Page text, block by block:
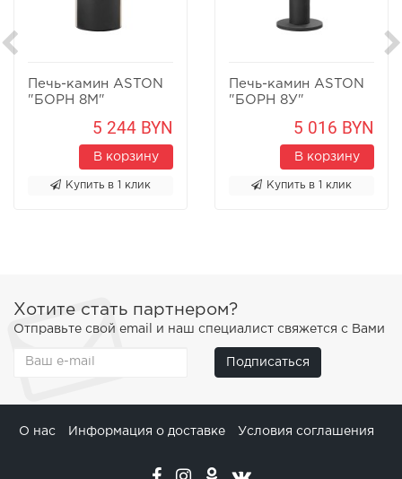
Печь-камин ASTON
"БОРН 8М"
5 244 BYN
В корзину
Купить в 1 клик
Печь-камин ASTON
"БОРН 8У"
5 016 BYN
В корзину
Купить в 1 клик
Хотите стать партнером?
Отправьте свой email и наш специалист свяжется с Вами
Подписаться
О нас Информация о доставке Условия соглашения